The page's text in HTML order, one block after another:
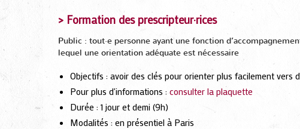
> Formation des prescripteur·rices
Public : tout·e personne ayant une fonction
lequel une orientation adéquate est nécessaire
Objectifs : avoir des clés pour orienter plus facilement vers
Pour plus d'informations : consulter la plaquette
Durée : 1 jour et demi (9h)
Modalités : en présentiel à Paris